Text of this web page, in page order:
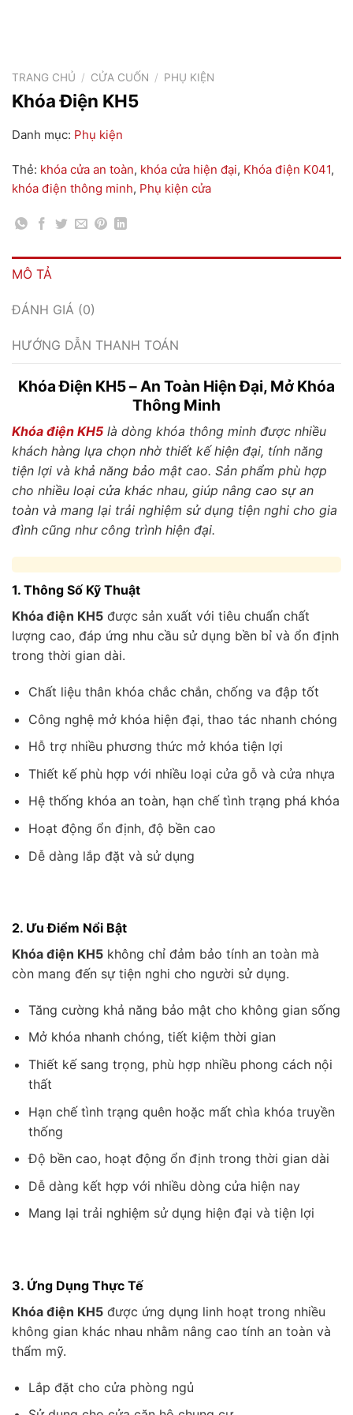
TRANG CHỦ / CỬA CUỐN / PHỤ KIỆN
Khóa Điện KH5
Danh mục: Phụ kiện
Thẻ: khóa cửa an toàn, khóa cửa hiện đại, Khóa điện K041,
khóa điện thông minh, Phụ kiện cửa
MÔ TẢ
ĐÁNH GIÁ (0)
HƯỚNG DẪN THANH TOÁN
Khóa Điện KH5 – An Toàn Hiện Đại, Mở Khóa
Thông Minh
Khóa điện KH5 là dòng khóa thông minh được nhiều
khách hàng lựa chọn nhờ thiết kế hiện đại, tính năng
tiện lợi và khả năng bảo mật cao. Sản phẩm phù hợp
cho nhiều loại cửa khác nhau, giúp nâng cao sự an
toàn và mang lại trải nghiệm sử dụng tiện nghi cho gia
đình cũng như công trình hiện đại.
1. Thông Số Kỹ Thuật
Khóa điện KH5 được sản xuất với tiêu chuẩn chất
lượng cao, đáp ứng nhu cầu sử dụng bền bỉ và ổn định
trong thời gian dài.
Chất liệu thân khóa chắc chắn, chống va đập tốt
Công nghệ mở khóa hiện đại, thao tác nhanh chóng
Hỗ trợ nhiều phương thức mở khóa tiện lợi
Thiết kế phù hợp với nhiều loại cửa gỗ và cửa nhựa
Hệ thống khóa an toàn, hạn chế tình trạng phá khóa
Hoạt động ổn định, độ bền cao
Dễ dàng lắp đặt và sử dụng
2. Ưu Điểm Nổi Bật
Khóa điện KH5 không chỉ đảm bảo tính an toàn mà
còn mang đến sự tiện nghi cho người sử dụng.
Tăng cường khả năng bảo mật cho không gian sống
Mở khóa nhanh chóng, tiết kiệm thời gian
Thiết kế sang trọng, phù hợp nhiều phong cách nội
thất
Hạn chế tình trạng quên hoặc mất chìa khóa truyền
thống
Độ bền cao, hoạt động ổn định trong thời gian dài
Dễ dàng kết hợp với nhiều dòng cửa hiện nay
Mang lại trải nghiệm sử dụng hiện đại và tiện lợi
3. Ứng Dụng Thực Tế
Khóa điện KH5 được ứng dụng linh hoạt trong nhiều
không gian khác nhau nhằm nâng cao tính an toàn và
thẩm mỹ.
Lắp đặt cho cửa phòng ngủ